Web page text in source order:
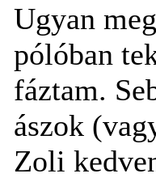
Ugyan
pólóban
fáztam.
ászok
Zoli